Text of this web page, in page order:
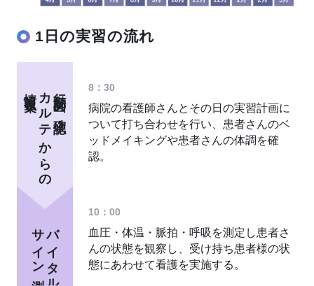
1日の実習の流れ
行動計画の確認・
カルテからの 8：30
病院の看護師さんとその日の実習計画に
ついて打ち合わせを行い、患者さんのベ
ッドメイキングや患者さんの体調を確
認。
バイタル
サイン測定
10：00
血圧・体温・脈拍・呼吸を測定し患者さ
んの状態を観察し、受け持ち患者様の状
態にあわせて看護を実施する。